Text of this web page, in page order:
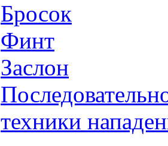
Бросок
Финт
Заслон
техники